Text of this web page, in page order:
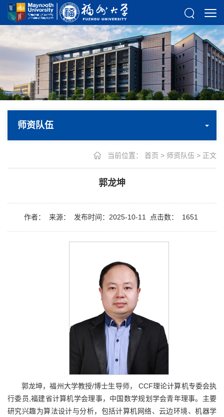
师资队伍
当前位置： 首页 > 师资队伍 > 正文
​郭龙坤
作者： 来源： 发布时间：2025-10-11 点击数： 1651
郭龙坤，福州大学教授/博士生导师， CCF理论计算机专委会执
行委员,福建省计算机学会理事，中国数学规划学会青年理事。主要
研究兴趣为算法设计与分析，包括计算机网络、云边环境、机器学